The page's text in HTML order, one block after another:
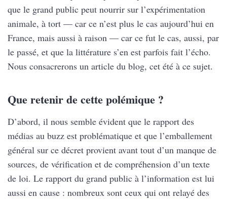
que le grand public peut nourrir sur l’expérimentation
animale, à tort — car ce n’est plus le cas aujourd’hui en
France, mais aussi à raison — car ce fut le cas, aussi, par
le passé, et que la littérature s’en est parfois fait l’écho.
Nous consacrerons un article du blog, cet été à ce sujet.
Que retenir de cette polémique ?
D’abord, il nous semble évident que le rapport des
médias au buzz est problématique et que l’emballement
général sur ce décret provient avant tout d’un manque de
sources, de vérification et de compréhension d’un texte
de loi. Le rapport du grand public à l’information est lui
aussi en cause : nombreux sont ceux qui ont relayé des